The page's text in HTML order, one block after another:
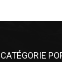
CATÉGORIE